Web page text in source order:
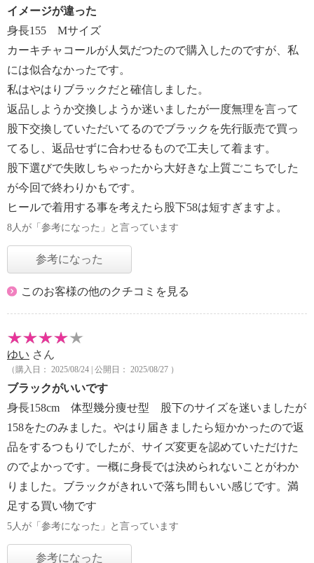
イメージが違った
身長155 Мサイズ
カーキチャコールが人気だつたので購入したのですが、私
には似合なかったです。
私はやはりブラックだと確信しました。
返品しようか交換しようか迷いましたが一度無理を言って
股下交換していただいてるのでブラックを先行販売で買っ
てるし、返品せずに合わせるもので工夫して着ます。
股下選びで失敗しちゃったから大好きな上質ごこちでした
が今回で終わりかもです。
ヒールで着用する事を考えたら股下58は短すぎますよ。
8人が「参考になった」と言っています
参考になった
このお客様の他のクチコミを見る
ゆい さん
（購入日： 2025/08/24 | 公開日： 2025/08/27 ）
ブラックがいいです
身長158cm 体型幾分痩せ型 股下のサイズを迷いましたが
158をたのみました。やはり届きましたら短かかったので返
品をするつもりでしたが、サイズ変更を認めていただけた
のでよかっです。一概に身長では決められないことがわか
りました。ブラックがきれいで落ち間もいい感じです。満
足する買い物です
5人が「参考になった」と言っています
参考になった